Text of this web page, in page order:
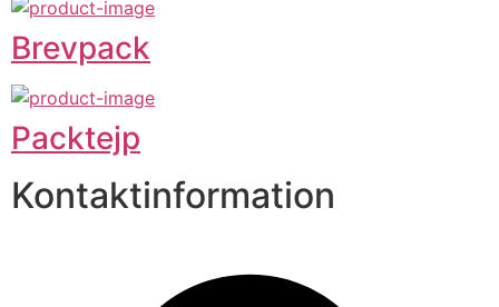
Brevpack
Packtejp
Kontaktinformation